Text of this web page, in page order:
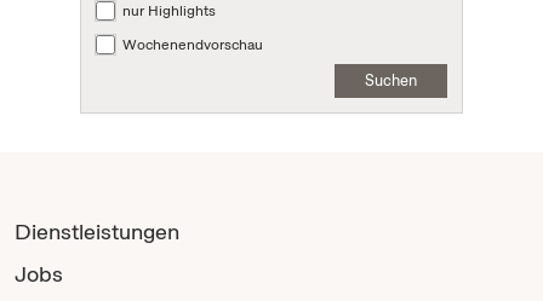
nur Highlights
Wochenendvorschau
Suchen
Dienstleistungen
Jobs